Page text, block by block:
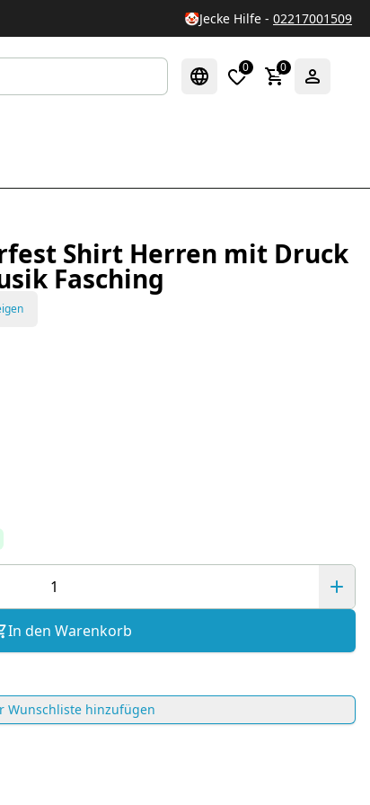
🤡Jecke Hilfe -02217001509
0 0
Shirt Herren mit Druck
Fasching
In den Warenkorb
Wunschliste hinzufügen